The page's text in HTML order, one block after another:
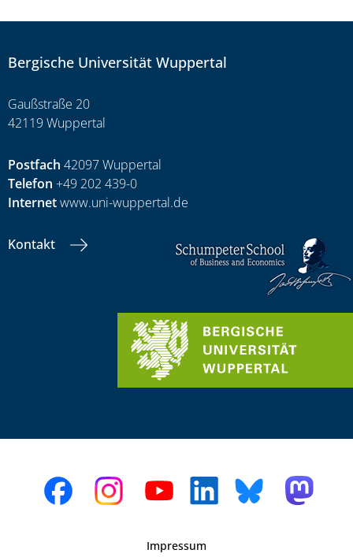
Bergische Universität Wuppertal
Gaußstraße 20
42119 Wuppertal
Postfach 42097 Wuppertal
Telefon +49 202 439-0
Internetwww.uni-wuppertal.de
Kontakt
Impressum